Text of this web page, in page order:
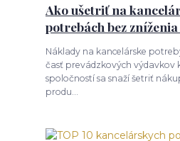
Ako ušetriť na
potrebách bez
Náklady na kancelárske
časť prevádzkových výdavkov
spoločností sa snaží šetriť
produ...